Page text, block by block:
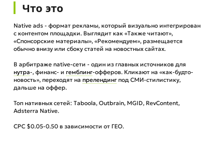
Что это
Native ads - формат рекламы, который визуально интегрирован
с контентом площадки. Выглядит как «Также читают»,
«Спонсорские материалы», «Рекомендуем», размещается
обычно внизу или сбоку статей на новостных сайтах.
В арбитраже native-сети - один из главных источников для
нутра-, финанс- и гемблинг-офферов. Кликают на «как-будто-
новость», переходят на прелендинг под СМИ-стилистику,
дальше на оффер.
Топ нативных сетей: Taboola, Outbrain, MGID, RevContent,
Adsterra Native.
CPC $0.05-0.50 в зависимости от ГЕО.